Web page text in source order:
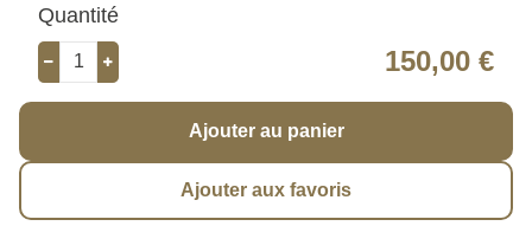
Quantité
150,00 €
Ajouter au panier
Ajouter aux favoris